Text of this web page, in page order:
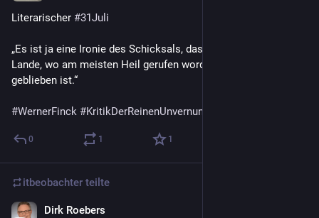
Literarischer #31Juli
„Es ist ja eine Ironie des Schicksals, dass gerade in dem
Lande, wo am meisten Heil gerufen worden ist, so wenig heil
geblieben ist.“
#WernerFinck #KritikDerReinenUnvernunft
0 1 1
itbeobachter teilte
Dirk Roebers